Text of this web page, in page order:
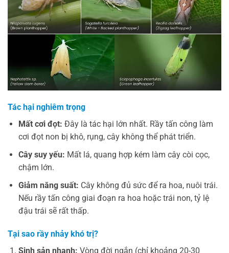
Tác hại nghiêm trọng
Mất cơi đọt: Đây là tác hại lớn nhất. Rầy tấn công làm
cơi đọt non bị khô, rụng, cây không thể phát triển.
Cây suy yếu: Mất lá, quang hợp kém làm cây còi cọc,
chậm lớn.
Giảm năng suất: Cây không đủ sức để ra hoa, nuôi trái.
Nếu rầy tấn công giai đoạn ra hoa hoặc trái non, tỷ lệ
đậu trái sẽ rất thấp.
Tại sao rầy nhảy khó trị?
Sinh sản nhanh: Vòng đời ngắn (chỉ khoảng 20-30